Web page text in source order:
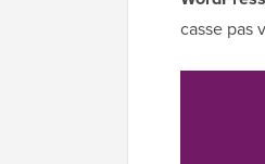
casse pas